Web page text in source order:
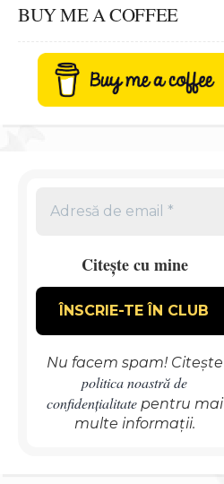
BUY ME A COFFEE
Citește cu mine
Nu facem spam! Citește
politica noastră de
confidențialitatepentru mai
multe informații.